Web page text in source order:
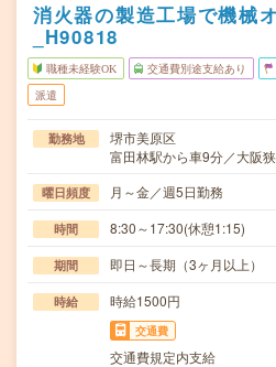
消火器の製造工場で機械
_H90818
職種未経験OK 交通費別途支給あり
派遣
勤務地
堺市美原区
富田林駅から車9分／大阪
曜日頻度 月～金／週5日勤務
時間 8:30～17:30(休憩1:15)
期間 即日～長期（3ヶ月以上）
時給 時給1500円
交通費
交通費規定内支給